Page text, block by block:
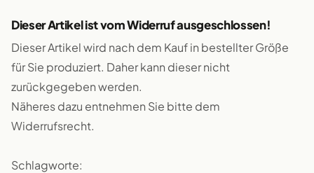
Dieser Artikel ist vom Widerruf ausgeschlossen!
Dieser Artikel wird nach dem Kauf in bestellter Größe
für Sie produziert. Daher kann dieser nicht
zurückgegeben werden.
Näheres dazu entnehmen Sie bitte dem
Widerrufsrecht.
Schlagworte: